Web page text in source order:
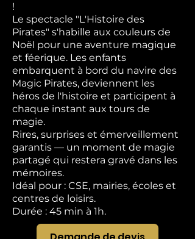
!
Le spectacle "L'Histoire des
Pirates" s'habille aux couleurs de
Noël pour une aventure magique
et féerique. Les enfants
embarquent à bord du navire des
Magic Pirates, deviennent les
héros de l'histoire et participent à
chaque instant aux tours de
magie.
Rires, surprises et émerveillement
garantis — un moment de magie
partagé qui restera gravé dans les
mémoires.
Idéal pour : CSE, mairies, écoles et
centres de loisirs.
Durée : 45 min à 1h.